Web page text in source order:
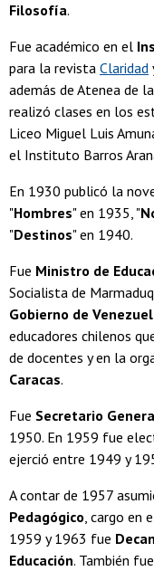
Filosofía.
Fue académico en el
para la revista Claridad
además de Atenea de
realizó clases en los
Liceo Miguel Luis
el Instituto Barros
En 1930 publicó la
"Hombres" en 1935, "
"Destinos" en 1940.
Fue Ministro de
Socialista de
Gobierno de
educadores chilenos
de docentes y en la
Caracas.
Fue Secretario
1950. En 1959 fue
ejerció entre 1949 y
A contar de 1957
Pedagógico, cargo en
1959 y 1963 fue
Educación. También